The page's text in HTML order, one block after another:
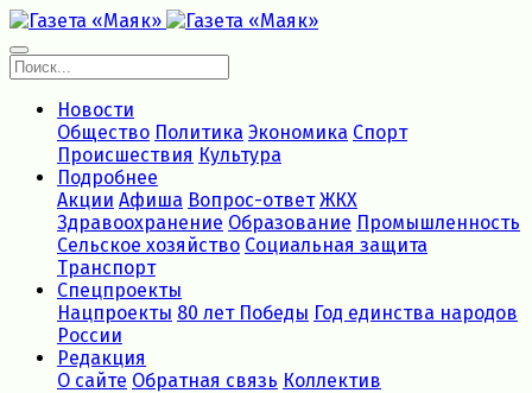
Новости
Общество Политика Экономика Спорт
Происшествия Культура
Подробнее
Акции Афиша Вопрос-ответ ЖКХ
Здравоохранение Образование Промышленность
Сельское хозяйство Социальная защита
Транспорт
Спецпроекты
Нацпроекты 80 лет Победы Год единства народов
России
Редакция
О сайте Обратная связь Коллектив